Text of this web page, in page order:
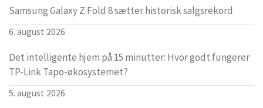
Samsung Galaxy Z Fold 8 sætter historisk salgsrekord
6. august 2026
Det intelligente hjem på 15 minutter: Hvor godt fungerer
TP-Link Tapo-økosystemet?
5. august 2026